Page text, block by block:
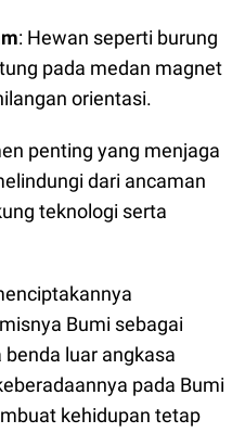
: Hewan seperti burung
pada medan magnet
orientasi.
penting yang menjaga
dari ancaman
teknologi serta
Bumi sebagai
luar angkasa
pada Bumi
kehidupan tetap